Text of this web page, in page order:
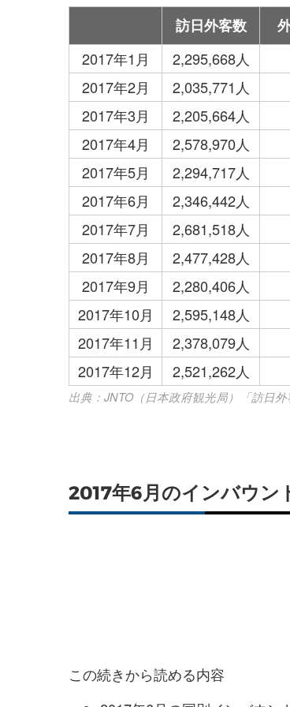
訪日外客数
2017年1月
2,295,668人
2017年2月
2,035,771人
2017年3月
2,205,664人
2017年4月
2,578,970人
2017年5月
2,294,717人
2017年6月
2,346,442人
2017年7月
2,681,518人
2017年8月
2,477,428人
2017年9月
2,280,406人
2017年10月
2,595,148人
2017年11月
2,378,079人
2017年12月
2,521,262人
出典：JNTO（日本政府観光局）「訪日
2017年6月のインバウン
この続きから読める内容